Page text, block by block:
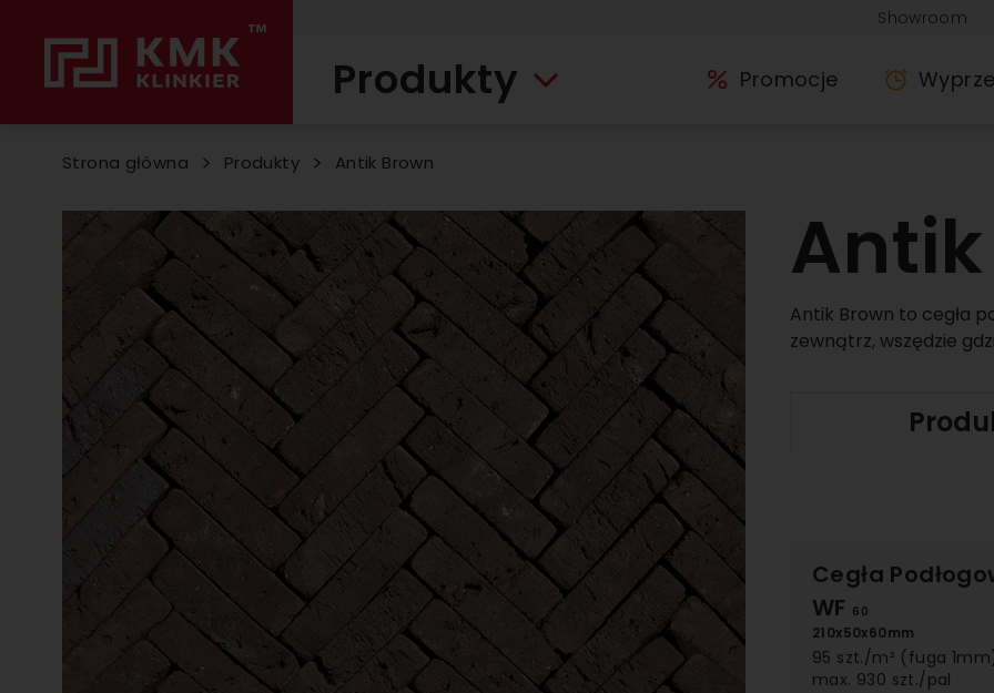
Showroom
Produkty Promocje
Strona główna Produkty Antik Brown
Antik
Antik Brown to cegła
zewnątrz, wszędzie
Cegła
WF 60
210x50x60mm
95 szt./m² (fuga
max. 930 szt./pal